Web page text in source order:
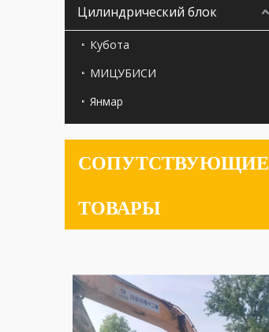
Цилиндрический блок
Кубота
МИЦУБИСИ
Янмар
СОПУТСТВУЮЩИЕ
ТОВАРЫ